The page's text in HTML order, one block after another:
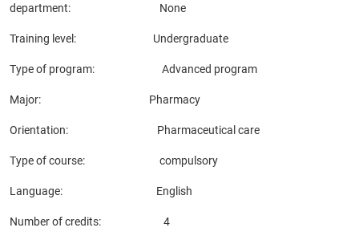
department: None
Training level: Undergraduate
Type of program: Advanced program
Major: Pharmacy
Orientation: Pharmaceutical care
Type of course: compulsory
Language: English
Number of credits: 4